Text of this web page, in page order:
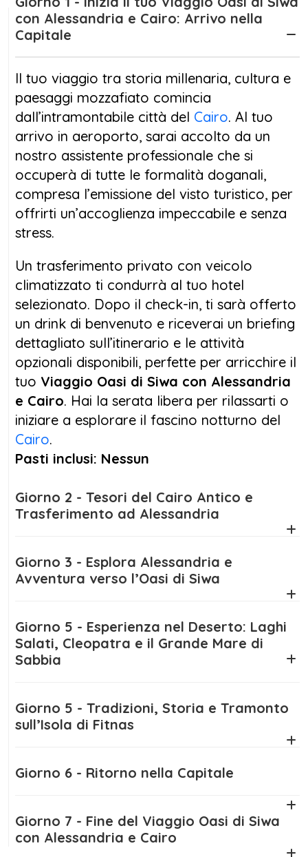
immergerti nella storia millenaria dell’antico
Egitto con la visita alle leggendarie
Piramidi
di Giza, allaSfingee alGrande Museo Egizio,
custode dei tesori di Tutankhamon. Dopo
aver esplorato le meraviglie della capitale, ti
attende Alessandria, elegante città affacciata
sul Mediterraneo. Qui potrai visitare la
Fortezza di Qaitbay, costruita dove sorgeva il
mitico Faro di Alessandria, la Colonna di
Pompeo, le Catacombe di Kom El Shoqafa e
la moderna Biblioteca d’Alessandria, simbolo
di rinascita culturale.
Ma il cuore autentico di questo itinerario è
l’indimenticabileOasi di Siwa, una delle più
affascinanti dell’Egitto. Situata nel cuore del
deserto occidentale, l’oasi di Siwa Egitto è un
luogo ancora sospeso nel tempo, famoso
per i suoi paesaggi surreali, le sue tradizioni
millenarie e le sue sorgenti naturali. Qui, tra
palmeti, laghi salati e dune dorate, scoprirai
luoghi leggendari come il Bagno di
Cleopatra, il Tempio dell’Oracolo di Amon
consultato da Alessandro Magno, e la storica
un’emozionante escursione in 4x4 nel Grande
Mare di Sabbia, fino a raggiungere Bir
Durante questoviaggio oasi di Siwa
dettaglio è curato: sistemazioni selezionate,
guida parlante italiano, trasferimenti comodi
e assistenza continua. Avrai modo di
assaporare la cucina locale, incontrare la
cultura siwana, rilassarti nelle acque termali e
Fitnas, una delle immagini più poetiche
dell’intero Egitto.
natura o delle tradizioni locali, questo
è la combinazione perfetta tra cultura,
avventura e scoperta. Un itinerario completo
e coinvolgente, ideale per chi desidera vivere
con Alessandria e Cairo: Arrivo nella
Capitale
Il tuo viaggio tra storia millenaria, cultura e
paesaggi mozzafiato comincia
dall’intramontabile città del Cairo. Al tuo
arrivo in aeroporto, sarai accolto da un
nostro assistente professionale che si
occuperà di tutte le formalità doganali,
compresa l’emissione del visto turistico, per
offrirti un’accoglienza impeccabile e senza
stress.
Un trasferimento privato con veicolo
climatizzato ti condurrà al tuo hotel
selezionato. Dopo il check-in, ti sarà offerto
un drink di benvenuto e riceverai un briefing
dettagliato sull’itinerario e le attività
opzionali disponibili, perfette per arricchire il
tuo Viaggio Oasi di Siwa con Alessandria
e Cairo. Hai la serata libera per rilassarti o
iniziare a esplorare il fascino notturno del
Cairo.
Pasti inclusi: Nessun
Giorno 2 - Tesori del Cairo Antico e
Trasferimento ad Alessandria
Giorno 3 - Esplora Alessandria e
Avventura verso l’Oasi di Siwa
Giorno 5 - Esperienza nel Deserto: Laghi
Salati, Cleopatra e il Grande Mare di
Sabbia
Giorno 5 - Tradizioni, Storia e Tramonto
sull’Isola di Fitnas
Giorno 6 - Ritorno nella Capitale
Giorno 7 - Fine del Viaggio Oasi di Siwa
con Alessandria e Cairo